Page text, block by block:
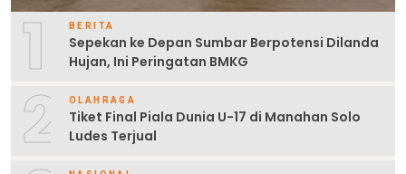
1 BERITA
Sepekan ke Depan Sumbar Berpotensi Dilanda
Hujan, Ini Peringatan BMKG
2 OLAHRAGA
Tiket Final Piala Dunia U-17 di Manahan Solo
Ludes Terjual